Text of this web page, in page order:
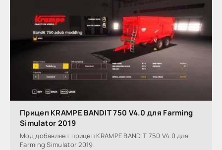
Прицеп KRAMPE BANDIT 750 V4.0 для Farming
Simulator 2019
Мод добавляет прицеп KRAMPE BANDIT 750 V4.0 для
Farming Simulator 2019.